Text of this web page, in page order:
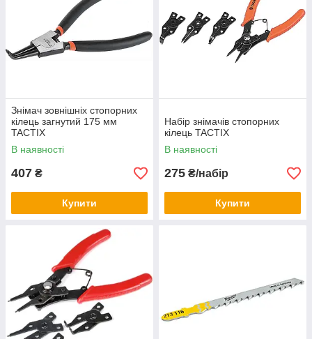
Знімач зовнішніх стопорних
кілець загнутий 175 мм
TACTIX
В наявності
407 ₴
Купити
Набір знімачів стопорних
кілець TACTIX
В наявності
275 ₴/набір
Купити